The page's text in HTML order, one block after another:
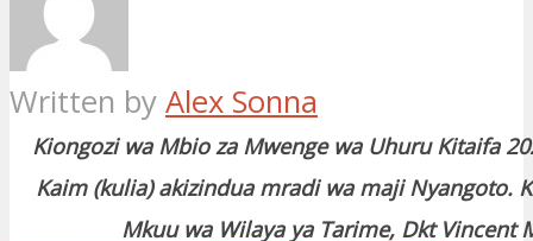
Written by Alex Sonna
Kiongozi wa Mbio za Mwenge wa Uhuru Kitaifa
Kaim (kulia) akizindua mradi wa maji Nyangoto.
Mkuu wa Wilaya ya Tarime, Dkt Vincent